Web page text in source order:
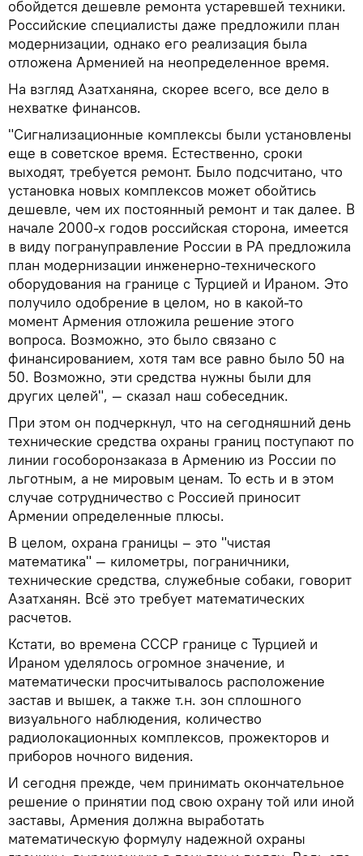
обойдется дешевле ремонта устаревшей техники.
Российские специалисты даже предложили план
модернизации, однако его реализация была
отложена Арменией на неопределенное время.
На взгляд Азатханяна, скорее всего, все дело в
нехватке финансов.
"Сигнализационные комплексы были установлены
еще в советское время. Естественно, сроки
выходят, требуется ремонт. Было подсчитано, что
установка новых комплексов может обойтись
дешевле, чем их постоянный ремонт и так далее. В
начале 2000-х годов российская сторона, имеется
в виду погрануправление России в РА предложила
план модернизации инженерно-технического
оборудования на границе с Турцией и Ираном. Это
получило одобрение в целом, но в какой-то
момент Армения отложила решение этого
вопроса. Возможно, это было связано с
финансированием, хотя там все равно было 50 на
50. Возможно, эти средства нужны были для
других целей", — сказал наш собеседник.
При этом он подчеркнул, что на сегодняшний день
технические средства охраны границ поступают по
линии гособоронзаказа в Армению из России по
льготным, а не мировым ценам. То есть и в этом
случае сотрудничество с Россией приносит
Армении определенные плюсы.
В целом, охрана границы – это "чистая
математика" — километры, пограничники,
технические средства, служебные собаки, говорит
Азатханян. Всё это требует математических
расчетов.
Кстати, во времена СССР границе с Турцией и
Ираном уделялось огромное значение, и
математически просчитывалось расположение
застав и вышек, а также т.н. зон сплошного
визуального наблюдения, количество
радиолокационных комплексов, прожекторов и
приборов ночного видения.
И сегодня прежде, чем принимать окончательное
решение о принятии под свою охрану той или иной
заставы, Армения должна выработать
математическую формулу надежной охраны